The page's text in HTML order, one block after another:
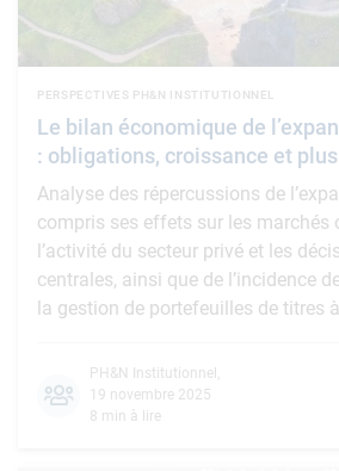
Le bilan économique de
: obligations, croissance et
PERSPECTIVES PH&N INSTITUTIONNEL
Analyse des répercussions de
compris ses effets sur les marchés
l’activité du secteur privé et les
centrales, ainsi que de l’incidence
la gestion de portefeuilles de titres
PH&N Institutionnel ,
19 novembre 2025
8 min à lire